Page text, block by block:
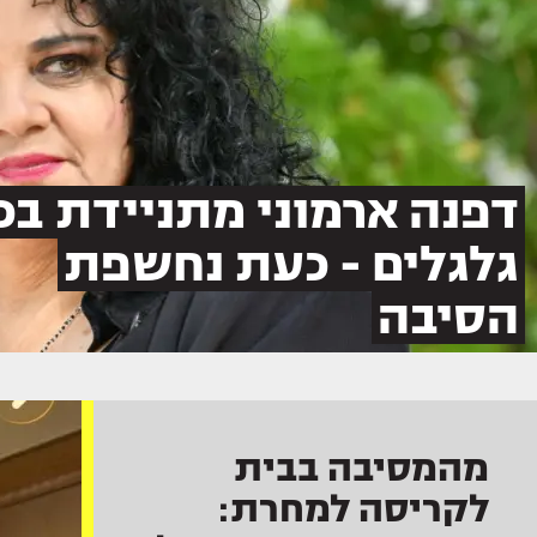
דפנה ארמוני מתניידת
גלגלים - כעת נחשפת
הסיבה
מהמסיבה בבית
לקריסה למחרת: